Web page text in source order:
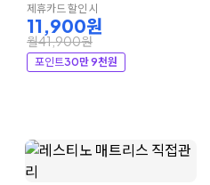
제휴카드 할인 시
11,900원
월41,900원
포인트30만 9천원